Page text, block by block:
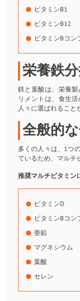
ビタミンB1
ビタミンB12
ビタミンBコン
栄養鉄
鉄と葉酸は、栄養
リメントは、食生
人々に選ばれること
全般的
多くの人々は、1つ
ているため、マルチ
推奨マルチビタミン
ビタミンD
ビタミンBコン
亜鉛
マグネシウム
葉酸
セレン